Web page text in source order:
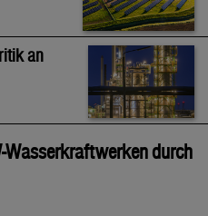
an
Wasserkraftwerken durch